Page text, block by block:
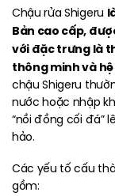
Chậu rửa Shigeru
Bản cao cấp,
với đặc trưng là
thông minh và
chậu Shigeru
nước hoặc nhập
“nồi đồng cối đá”
hảo.
Các yếu tố cấu
gồm: